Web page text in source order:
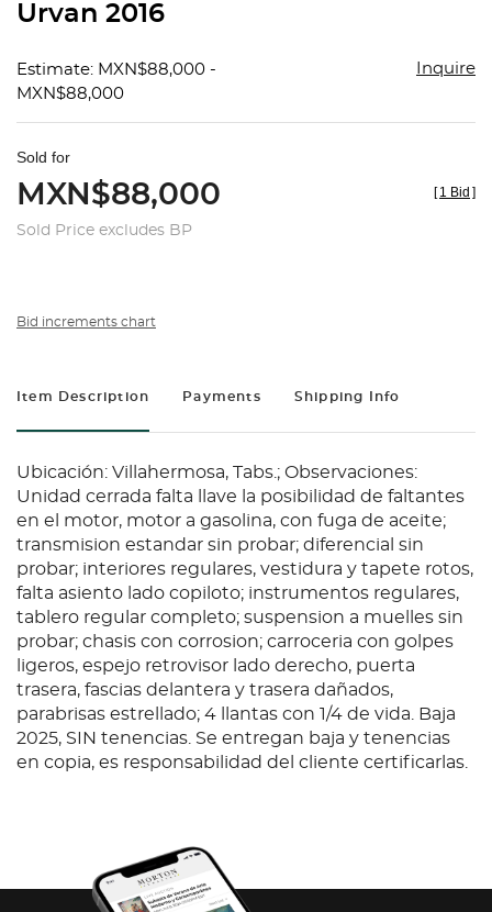
Urvan 2016
Estimate: MXN$88,000 -
MXN$88,000
Inquire
Sold for
MXN$88,000
Sold Price excludes BP
[ 1 Bid ]
Bid increments chart
Item Description Payments Shipping Info
Ubicación: Villahermosa, Tabs.; Observaciones:
Unidad cerrada falta llave la posibilidad de faltantes
en el motor, motor a gasolina, con fuga de aceite;
transmision estandar sin probar; diferencial sin
probar; interiores regulares, vestidura y tapete rotos,
falta asiento lado copiloto; instrumentos regulares,
tablero regular completo; suspension a muelles sin
probar; chasis con corrosion; carroceria con golpes
ligeros, espejo retrovisor lado derecho, puerta
trasera, fascias delantera y trasera dañados,
parabrisas estrellado; 4 llantas con 1/4 de vida. Baja
2025, SIN tenencias. Se entregan baja y tenencias
en copia, es responsabilidad del cliente certificarlas.
Ubicación: Villahermosa, Tabs.; Observaciones:
Unidad cerrada falta llave la posibilidad de faltantes
en el motor, motor a gasolina, con fuga de aceite;